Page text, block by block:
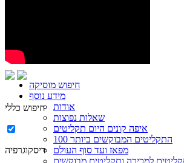
חיפוש מוסיקה
מידע נוסף
אודות
שאלות נפוצות
איפה קונים היום תקליטים
100 התקליטים המבוקשים ביותר
מפאז ועד סוף העולם
למכירה ותקליטים מבוקשים
חיפוש כללי
דיסקוגרפיה